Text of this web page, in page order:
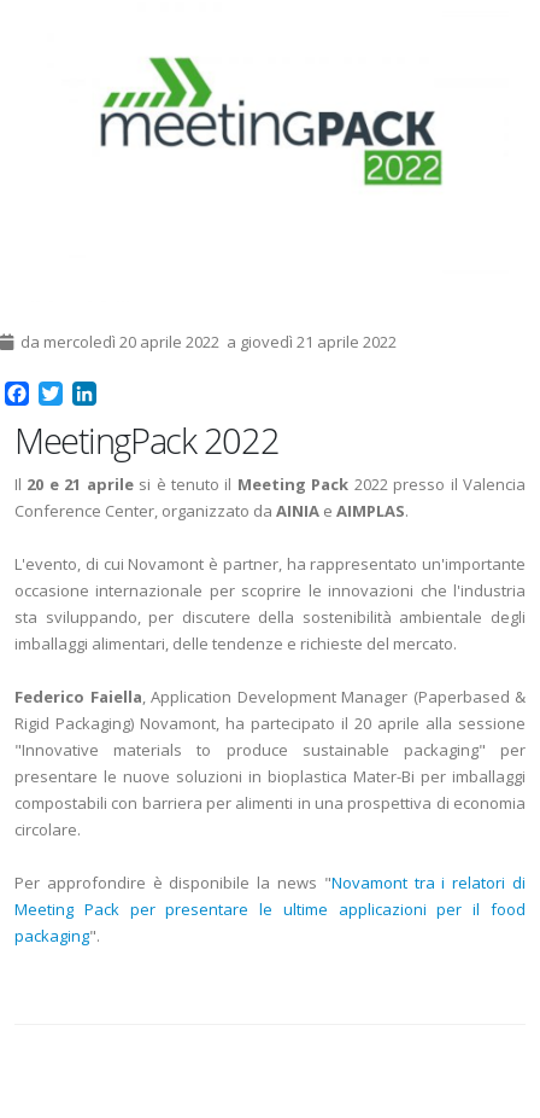
da mercoledì 20 aprile 2022 a giovedì 21 aprile 2022
Facebook
Twitter
MeetingPack 2022
Il 20 e 21 aprilesi è tenuto il Meeting Pack 2022 presso il Valencia
Conference Center, organizzato da AINIA e AIMPLAS.
L'evento, di cui Novamont è partner, ha rappresentato un'importante
occasione internazionale per scoprire le innovazioni che l'industria
sta sviluppando, per discutere della sostenibilità ambientale degli
imballaggi alimentari, delle tendenze e richieste del mercato.
Federico Faiella, Application Development Manager (Paperbased &
Rigid Packaging) Novamont, ha partecipato il 20 aprile alla sessione
"Innovative materials to produce sustainable packaging" per
presentare le nuove soluzioni in bioplastica Mater-Bi per imballaggi
compostabili con barriera per alimenti in una prospettiva di economia
circolare.
Per approfondire è disponibile la news "Novamont tra i relatori di
Meeting Pack per presentare le ultime applicazioni per il food
packaging".